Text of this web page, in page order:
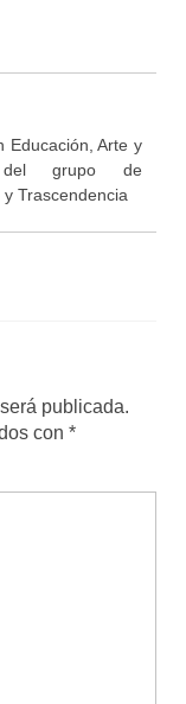
Educación, Arte y
del grupo de
Trascendencia
publicada.
con *